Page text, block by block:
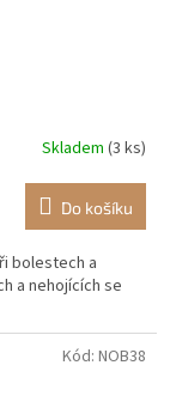
Skladem (3 ks)
Do košíku
bolestech a
a nehojících se
Kód: NOB38